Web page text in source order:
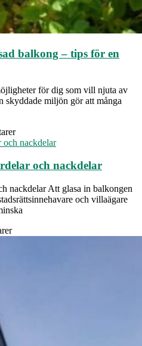
balkong – tips för en
för dig som vill njuta av
skyddade miljön gör att många
och nackdelar
nackdelar Att glasa in balkongen
och villaägare